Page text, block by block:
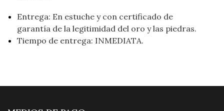
Entrega: En estuche y con certificado de
garantía de la legitimidad del oro y las piedras.
Tiempo de entrega: INMEDIATA.